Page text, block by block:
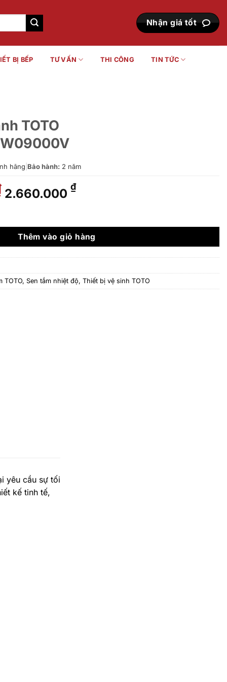
Nhận giá tốt
BỊ BẾP TƯ VẤN THI CÔNG TIN TỨC
TOTO
hãng Bảo hành: 2 năm
Giá
gốc
3.800.000 ₫.
2.660.000 ₫Giá
là:
2.660.000 ₫.
TBW09000V số lượng
Thêm vào giỏ hàng
TOTO, Sen tắm nhiệt độ, Thiết bị vệ sinh TOTO
yêu cầu sự tối
kế tinh tế,